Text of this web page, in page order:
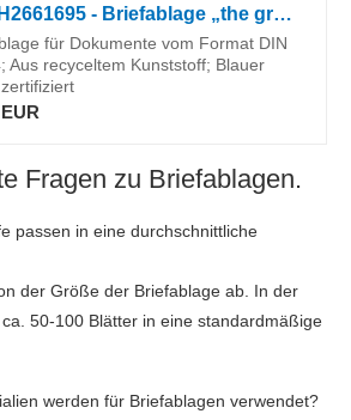
helit H2661695 - Briefablage „the green staff“, DIN A4-C4, aus Recycling-Kunststoff Blauer Engel zertifiziert, anthrazit-schwarz, 5 Stück
für Dokumente vom Format DIN
Aus recyceltem Kunststoff; Blauer
Fragen zu Briefablagen.
passen in eine durchschnittliche
der Größe der Briefablage ab. In der
50-100 Blätter in eine standardmäßige
werden für Briefablagen verwendet?